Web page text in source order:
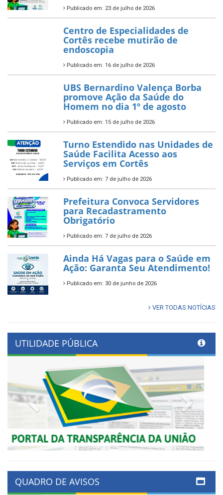
Publicado em: 23 de julho de 2026
Centro de Especialidades de
Cortês recebe mutirão de
endoscopia
Publicado em: 16 de julho de 2026
UBS Bernardino Valença Borba
promove Ação da Saúde do
Homem no dia 1º de agosto
Publicado em: 15 de julho de 2026
Turno Estendido nas Unidades de
Saúde Facilita Acesso aos
Serviços em Cortês
Publicado em: 7 de julho de 2026
Prefeitura Convoca Servidores
para Recadastramento
Obrigatório
Publicado em: 7 de julho de 2026
Ainda Há Vagas para o Saúde em
Ação: Garanta Seu Atendimento!
Publicado em: 30 de junho de 2026
VER TODAS NOTÍCIAS
UTILIDADE PÚBLICA
Previous
QUADRO DE AVISOS